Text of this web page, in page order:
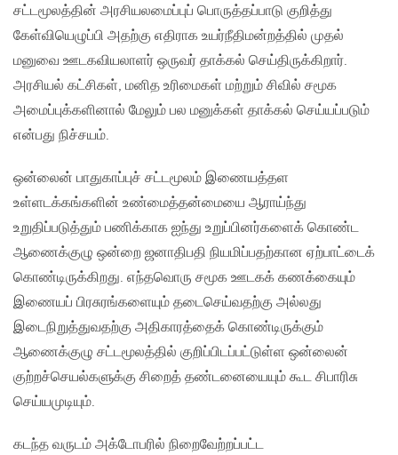
சட்டமூலத்தின் அரசியலமைப்புப் பொருத்தப்பாடு குறித்து
கேள்வியெழுப்பி அதற்கு எதிராக உயர்நீதிமன்றத்தில் முதல்
மனுவை ஊடகவியலாளர் ஒருவர் தாக்கல் செய்திருக்கிறார்.
அரசியல் கட்சிகள், மனித உரிமைகள் மற்றும் சிவில் சமூக
அமைப்புக்களினால் மேலும் பல மனுக்கள் தாக்கல் செய்யப்படும்
என்பது நிச்சயம்.
ஒன்லைன் பாதுகாப்புச் சட்டமூலம் இணையத்தள
உள்ளடக்கங்களின் உண்மைத்தன்மையை ஆராய்ந்து
உறுதிப்படுத்தும் பணிக்காக ஐந்து உறுப்பினர்களைக் கொண்ட
ஆணைக்குழு ஒன்றை ஜனாதிபதி நியமிப்பதற்கான ஏற்பாட்டைக்
கொண்டிருக்கிறது. எந்தவொரு சமூக ஊடகக் கணக்கையும்
இணையப் பிரசுரங்களையும் தடைசெய்வதற்கு அல்லது
இடைநிறுத்துவதற்கு அதிகாரத்தைக் கொண்டிருக்கும்
ஆணைக்குழு சட்டமூலத்தில் குறிப்பிடப்பட்டுள்ள ஒன்லைன்
குற்றச்செயல்களுக்கு சிறைத் தண்டனையையும் கூட சிபாரிசு
செய்யமுடியும்.
கடந்த வருடம் அக்டோபரில் நிறைவேற்றப்பட்ட